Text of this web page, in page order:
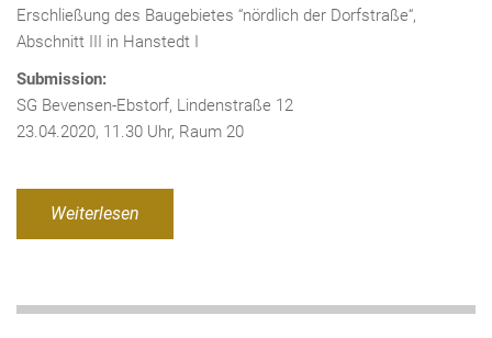
Erschließung des Baugebietes “nördlich der Dorfstraße“,
Abschnitt III in Hanstedt I
Submission:
SG Bevensen-Ebstorf, Lindenstraße 12
23.04.2020, 11.30 Uhr, Raum 20
Weiterlesen